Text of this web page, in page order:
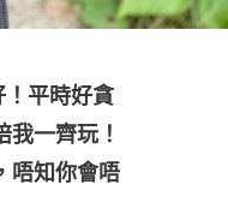
平時好貪
一齊玩！
唔知你會唔